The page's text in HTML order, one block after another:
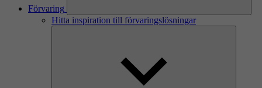
Förvaring
Hitta inspiration till förvaringslösningar